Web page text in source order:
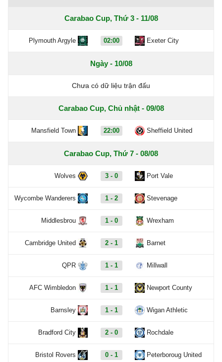
Carabao Cup, Thứ 3 - 11/08
Plymouth Argyle 02:00 Exeter City
Ngày - 10/08
Chưa có dữ liệu trận đấu
Carabao Cup, Chủ nhật - 09/08
Mansfield Town 22:00 Sheffield United
Carabao Cup, Thứ 7 - 08/08
Wolves 3 - 0 Port Vale
Wycombe Wanderers 1 - 2 Stevenage
Middlesbrou 1 - 0 Wrexham
Cambridge United 2 - 1 Barnet
QPR 1 - 1 Millwall
AFC Wimbledon 1 - 1 Newport County
Barnsley 1 - 1 Wigan Athletic
Bradford City 2 - 0 Rochdale
Bristol Rovers 0 - 1 Peterboroug United